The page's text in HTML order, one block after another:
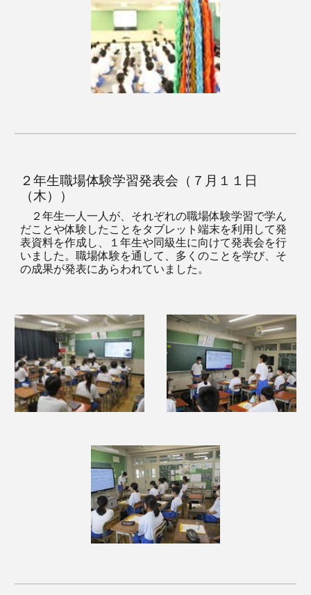
２年生職場体験学習発表会（７月１１日
（木））
２年生一人一人が、それぞれの職場体験学習で学ん
だことや体験したことをタブレット端末を利用して発
表資料を作成し、１年生や同級生に向けて発表会を行
いました。職場体験を通して、多くのことを学び、そ
の成果が発表にあらわれていました。